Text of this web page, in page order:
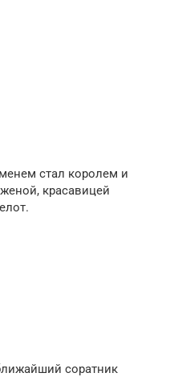
стал королем и
красавицей
соратник